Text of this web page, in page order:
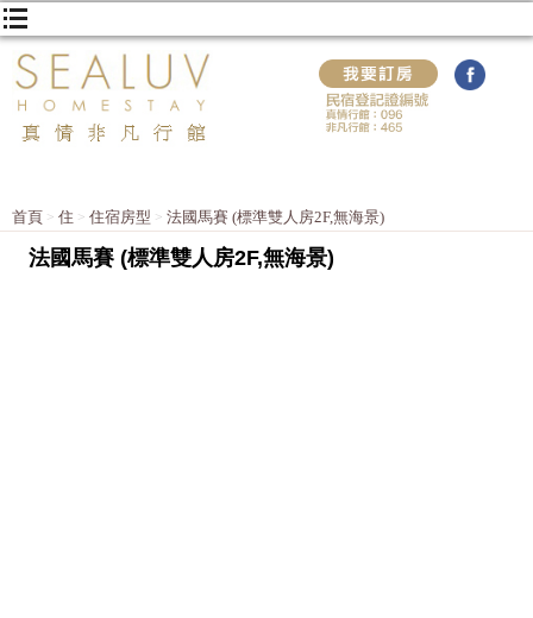
首頁 住 住宿房型 法國馬賽 (標準雙人房2F,無海景)
法國馬賽 (標準雙人房2F,無海景)